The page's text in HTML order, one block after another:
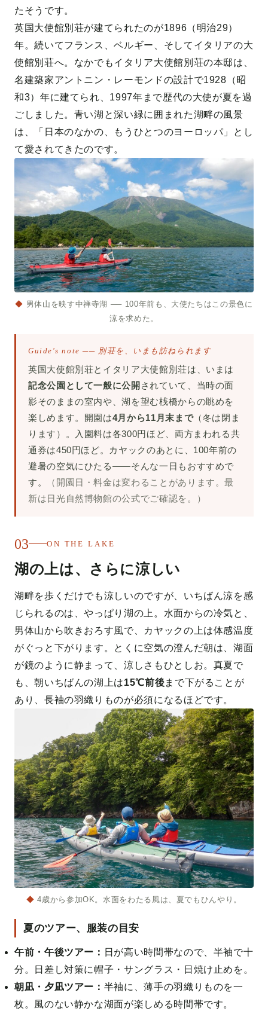
たそうです。
英国大使館別荘が建てられたのが1896（明治29）
年。続いてフランス、ベルギー、そしてイタリアの大
使館別荘へ。なかでもイタリア大使館別荘の本邸は、
名建築家アントニン・レーモンドの設計で1928（昭
和3）年に建てられ、1997年まで歴代の大使が夏を過
ごしました。青い湖と深い緑に囲まれた湖畔の風景
は、「日本のなかの、もうひとつのヨーロッパ」とし
て愛されてきたのです。
◆ 男体山を映す中禅寺湖 ── 100年前も、大使たちはこの景色に
涼を求めた。
Guide's note ── 別荘を、いまも訪ねられます
英国大使館別荘とイタリア大使館別荘は、いまは
記念公園として一般に公開 されていて、当時の面
影そのままの室内や、湖を望む桟橋からの眺めを
楽しめます。開園は4月から11月末まで（冬は閉ま
ります）。入園料は各300円ほど、両方まわれる共
通券は450円ほど。カヤックのあとに、100年前の
避暑の空気にひたる——そんな一日もおすすめで
す。
（開園日・料金は変わることがあります。最
新は日光自然博物館の公式でご確認を。）
03 ON THE LAKE
湖の上は、さらに涼しい
湖畔を歩くだけでも涼しいのですが、いちばん涼を感
じられるのは、やっぱり湖の上。水面からの冷気と、
男体山から吹きおろす風で、カヤックの上は体感温度
がぐっと下がります。とくに空気の澄んだ朝は、湖面
が鏡のように静まって、涼しさもひとしお。真夏で
も、朝いちばんの湖上は15℃前後まで下がることが
あり、長袖の羽織りものが必須になるほどです。
◆ 4歳から参加OK。水面をわたる風は、夏でもひんやり。
夏のツアー、服装の目安
午前・午後ツアー： 日が高い時間帯なので、半袖で十
分。日差し対策に帽子・サングラス・日焼け止めを。
朝凪・夕凪ツアー： 半袖に、薄手の羽織りものを一
枚。風のない静かな湖面が楽しめる時間帯です。